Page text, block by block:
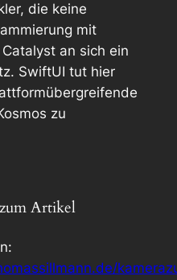
die keine
mit
an sich ein
SwiftUI tut hier
zu
Artikel